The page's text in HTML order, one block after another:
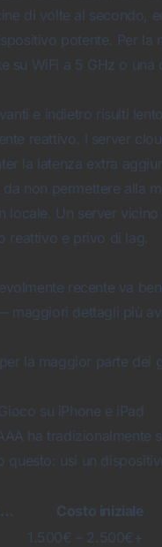
di volte al secondo,
potente. Per la
su WiFi a 5 GHz o una
e indietro risulti
reattivo. I server
la latenza extra
non permettere alla
Un server vicino
reattivo e privo di lag.
recente va
— maggiori dettagli più
la maggior parte dei
su iPhone e iPad
ha tradizionalmente
usi un
Costo iniziale
1.500€ – 2.500€+